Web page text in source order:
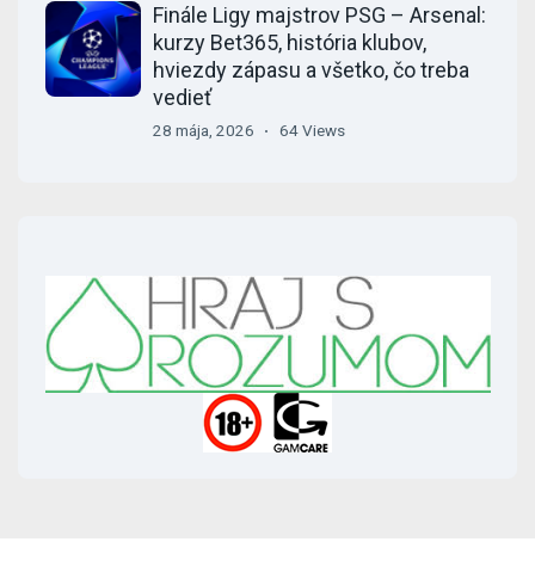
Finále Ligy majstrov PSG – Arsenal:
kurzy Bet365, história klubov,
hviezdy zápasu a všetko, čo treba
vedieť
28 mája, 2026 64 Views